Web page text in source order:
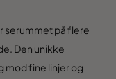
serummet på flere
Den unikke
mod fine linjer og